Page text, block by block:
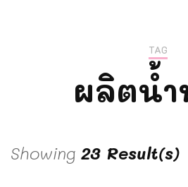
TAG
ผลิตน้ำ
Showing 23 Result(s)